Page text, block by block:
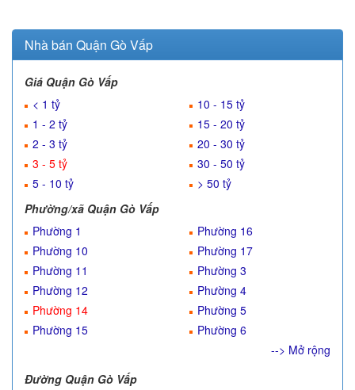
Nhà bán Quận Gò Vấp
Giá Quận Gò Vấp
< 1 tỷ
1 - 2 tỷ
2 - 3 tỷ
3 - 5 tỷ
5 - 10 tỷ
10 - 15 tỷ
15 - 20 tỷ
20 - 30 tỷ
30 - 50 tỷ
> 50 tỷ
Phường/xã Quận Gò Vấp
Phường 1
Phường 10
Phường 11
Phường 12
Phường 14
Phường 15
Phường 16
Phường 17
Phường 3
Phường 4
Phường 5
Phường 6
--> Mở rộng
Đường Quận Gò Vấp